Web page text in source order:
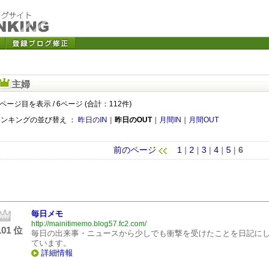
主婦
ージ目を表示 / 6ページ (合計：112件)
キングの並び替え ： 昨日のIN 昨日のOUT｜ 月間IN
月間OUT
前のページ 1 | 2 | 3 | 4 | 5 | 6
位
毎日メモ
http://mainitimemo.blog57.fc2.com/
毎日の出来事・ニュースから少しでも衝撃を受けたことを日記にし
ています。
詳細情報